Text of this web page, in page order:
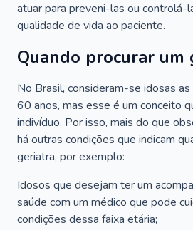
atuar para preveni-las ou controlá-
qualidade de vida ao paciente.
Quando procurar um
No Brasil, consideram-se idosas
60 anos, mas esse é um conceito
indivíduo. Por isso, mais do que
há outras condições que indicam
geriatra, por exemplo:
Idosos que desejam ter um
saúde com um médico que pode
condições dessa faixa etária;